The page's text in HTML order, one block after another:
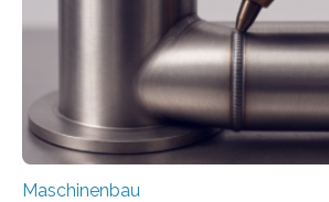
einzubinden. Sankt Augustin – Zur
vom 23. bis 25. September in
Maschinenbau